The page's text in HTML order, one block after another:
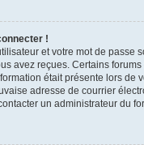
!
et votre mot de
avez reçues. Certains
était présente lors
adresse de courrier
un administrateur du